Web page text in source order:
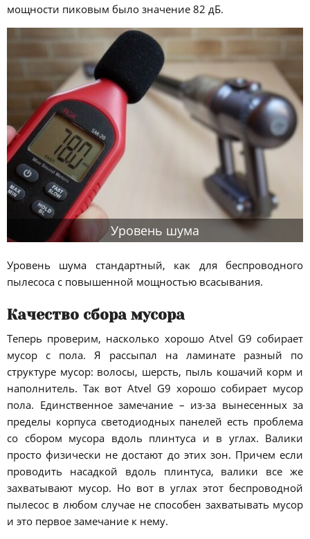
мощности пиковым было значение 82 дБ.
Уровень шума
Уровень шума стандартный, как для беспроводного
пылесоса с повышенной мощностью всасывания.
Качество сбора мусора
Теперь проверим, насколько хорошо Atvel G9 собирает
мусор с пола. Я рассыпал на ламинате разный по
структуре мусор: волосы, шерсть, пыль кошачий корм и
наполнитель. Так вот Atvel G9 хорошо собирает мусор
пола. Единственное замечание – из-за вынесенных за
пределы корпуса светодиодных панелей есть проблема
со сбором мусора вдоль плинтуса и в углах. Валики
просто физически не достают до этих зон. Причем если
проводить насадкой вдоль плинтуса, валики все же
захватывают мусор. Но вот в углах этот беспроводной
пылесос в любом случае не способен захватывать мусор
и это первое замечание к нему.